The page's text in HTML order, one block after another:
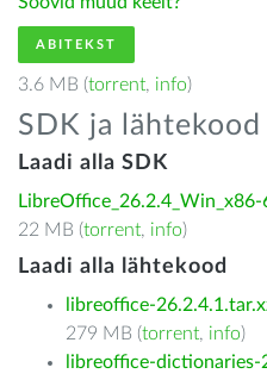
ABITEKST
3.6 MB (torrent, info)
SDK ja lähtekood
Laadi alla SDK
LibreOffice_26.2.4_Win_x86-
22 MB (torrent, info)
Laadi alla lähtekood
libreoffice-
279 MB (torrent, info)
libreoffice-dictionaries-